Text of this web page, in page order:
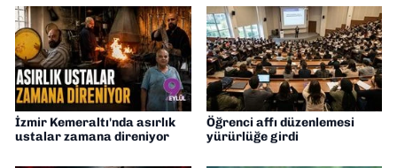
İzmir Kemeraltı'nda asırlık
ustalar zamana direniyor
Öğrenci affı düzenlemesi
yürürlüğe girdi